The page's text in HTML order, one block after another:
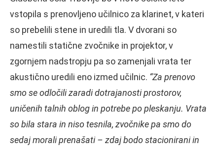
vstopila s prenovljeno učilnico za klarinet, v kateri
so prebelili stene in uredili tla. V dvorani so
namestili statične zvočnike in projektor, v
zgornjem nadstropju pa so zamenjali vrata ter
akustično uredili eno izmed učilnic. “Za prenovo
smo se odločili zaradi dotrajanosti prostorov,
uničenih talnih oblog in potrebe po pleskanju. Vrata
so bila stara in niso tesnila, zvočnike pa smo do
sedaj morali prenašati – zdaj bodo stacionirani in